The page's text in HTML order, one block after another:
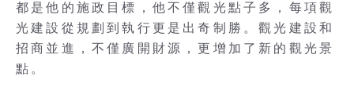
都是他的施政目標，他不僅觀光點子多，每項觀
光建設從規劃到執行更是出奇制勝。觀光建設和
招商並進，不僅廣開財源，更增加了新的觀光景
點。